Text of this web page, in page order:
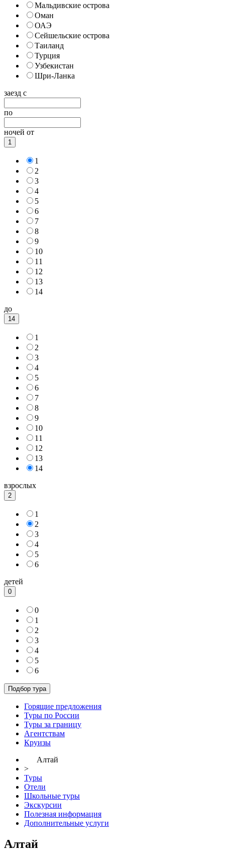
Мальдивские острова
Оман
ОАЭ
Сейшельские острова
Таиланд
Турция
Узбекистан
Шри-Ланка
заезд с
по
ночей от
1
1
2
3
4
5
6
7
8
9
10
11
12
13
14
до
14
1
2
3
4
5
6
7
8
9
10
11
12
13
14
взрослых
2
1
2
3
4
5
6
детей
0
0
1
2
3
4
5
6
Горящие предложения
Туры по России
Туры за границу
Агентствам
Круизы
Алтай
>
Туры
Отели
Школьные туры
Экскурсии
Полезная информация
Дополнительные услуги
Алтай